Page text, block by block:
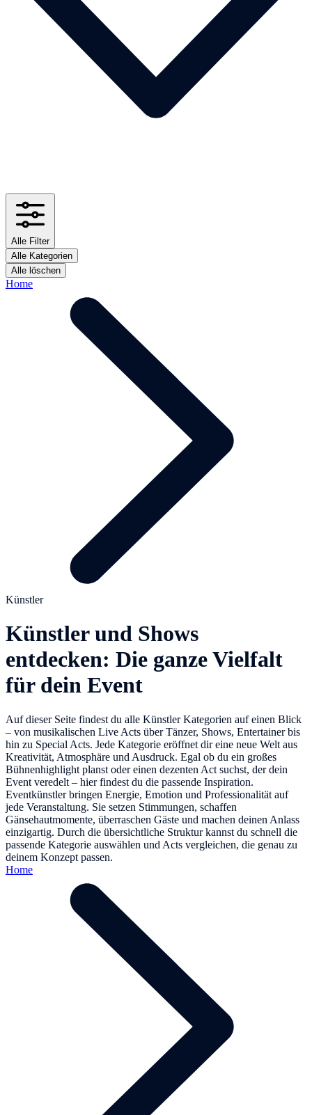
Alle Filter
Alle Kategorien
Alle löschen
Home
Künstler
Künstler und Shows
entdecken: Die ganze Vielfalt
für dein Event
Auf dieser Seite findest du alle Künstler Kategorien auf einen Blick
– von musikalischen Live Acts über Tänzer, Shows, Entertainer bis
hin zu Special Acts. Jede Kategorie eröffnet dir eine neue Welt aus
Kreativität, Atmosphäre und Ausdruck. Egal ob du ein großes
Bühnenhighlight planst oder einen dezenten Act suchst, der dein
Event veredelt – hier findest du die passende Inspiration.
Eventkünstler bringen Energie, Emotion und Professionalität auf
jede Veranstaltung. Sie setzen Stimmungen, schaffen
Gänsehautmomente, überraschen Gäste und machen deinen Anlass
einzigartig. Durch die übersichtliche Struktur kannst du schnell die
passende Kategorie auswählen und Acts vergleichen, die genau zu
deinem Konzept passen.
Home